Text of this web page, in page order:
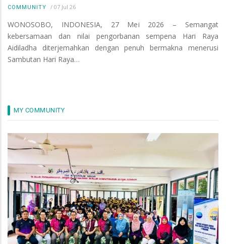
COMMUNITY / 07 Jul 26
WONOSOBO, INDONESIA, 27 Mei 2026 – Semangat
kebersamaan dan nilai pengorbanan sempena Hari Raya
Aidiladha diterjemahkan dengan penuh bermakna menerusi
Sambutan Hari Raya…
MY COMMUNITY